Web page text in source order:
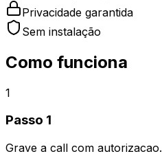
Privacidade garantida
Sem instalação
Como funciona
1
Passo 1
Grave a call com autorizacao.